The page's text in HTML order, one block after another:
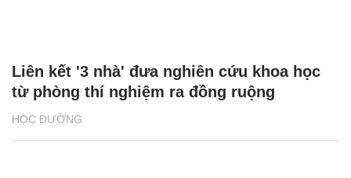
HỌC ĐƯỜNG
Liên kết '3 nhà' đưa nghiên cứu khoa học
từ phòng thí nghiệm ra đồng ruộng